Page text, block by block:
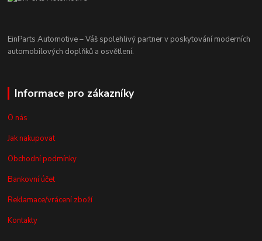
EinParts Automotive – Váš spolehlivý partner v poskytování moderních
automobilových doplňků a osvětlení.
Informace pro zákazníky
O nás
Jak nakupovat
Obchodní podmínky
Bankovní účet
Reklamace/vrácení zboží
Kontakty